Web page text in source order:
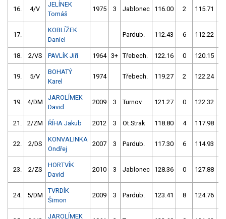
16. 4/V
JELÍNEK
Tomáš
1975 3 Jablonec 116.00 2 115.71
17.
KOBLÍŽEK
Daniel
Pardub. 112.43 6 112.22
18. 2/VS PAVLÍK Jiří 1964 3+ Třebech. 122.16 0 120.15
19. 5/V
BOHATÝ
Karel
1974 Třebech. 119.27 2 122.24
19. 4/DM
JAROLÍMEK
David
2009 3 Turnov 121.27 0 122.32
21. 2/ZM ŘÍHA Jakub 2012 3 Ot.Strak 118.80 4 117.98
22. 2/DS
KONVALINKA
Ondřej
2007 3 Pardub. 117.30 6 114.93
23. 2/ZS
HORTVÍK
David
2010 3 Jablonec 128.36 0 127.88
24. 5/DM
TVRDÍK
Šimon
2009 3 Pardub. 123.41 8 124.76
JAROLÍMEK